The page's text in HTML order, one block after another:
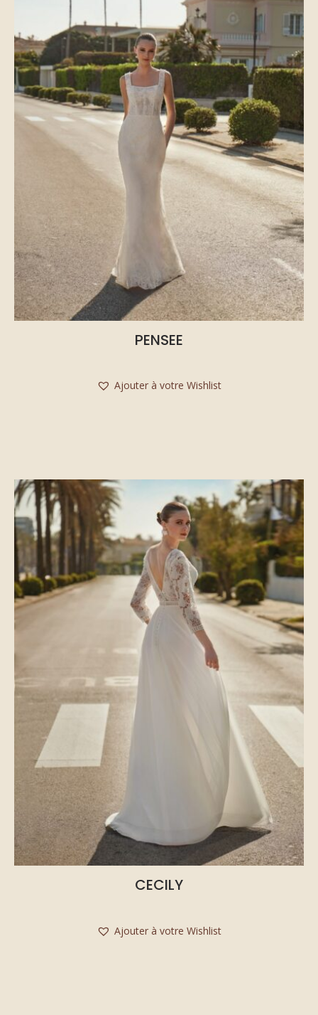
PENSEE
Ajouter à votre Wishlist
CECILY
Ajouter à votre Wishlist